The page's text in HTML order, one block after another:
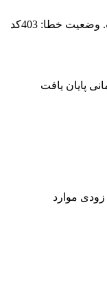
هنگام ایجاد تراکنش خطا رخ داده است. وضعیت خطا: 403کد
پایان یافت
موارد